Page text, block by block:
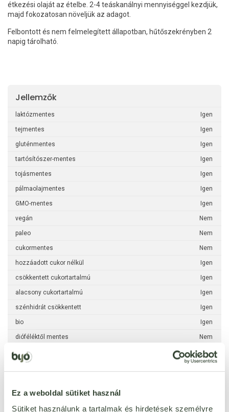
Ez a weboldal sütiket használ
Sütiket használunk a tartalmak és hirdetések személyre
étkezési olaját az ételbe. 2-4 teáskanálnyi mennyiséggel kezdjük,
majd fokozatosan növeljük az adagot.
Felbontott és nem felmelegített állapotban, hűtőszekrényben 2
napig tárolható.
Jellemzők
laktózmentes Igen
tejmentes Igen
gluténmentes Igen
tartósítószer-mentes Igen
tojásmentes Igen
pálmaolajmentes Igen
GMO-mentes Igen
vegán Nem
paleo Nem
cukormentes Nem
hozzáadott cukor nélkül Igen
csökkentett cukortartalmú Igen
alacsony cukortartalmú Igen
szénhidrát csökkentett Igen
bio Igen
dióféléktől mentes Nem
földimogyorótól mentes Igen
mustártól mentes